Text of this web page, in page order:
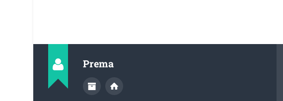
Prema